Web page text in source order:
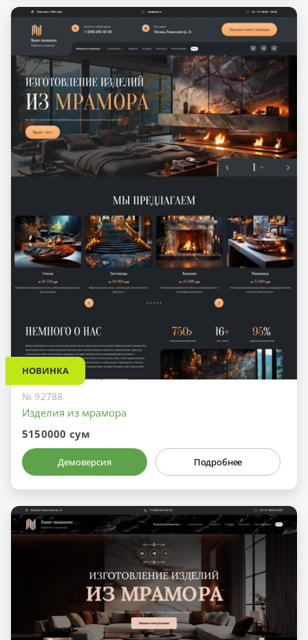
НОВИНКА
№ 92788
Изделия из мрамора
5150000 сум
Демоверсия Подробнее